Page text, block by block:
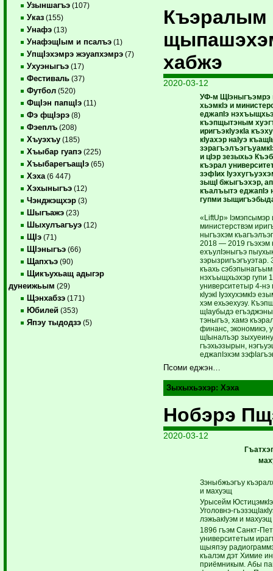
Узыншагъэ (107)
Указ (155)
Унафэ (13)
УнафэщIым и псалъэ (1)
УпщIэхэмрэ жэуапхэмрэ (7)
Ухуэныгъэ (17)
Фестиваль (37)
Футбол (520)
ФщIэн папщIэ (11)
Фэ фщIэрэ (8)
Фэеплъ (208)
Хъуэхъу (185)
Хъыбар гуапэ (225)
ХъыбарегъащIэ (65)
Хэха (6 447)
Хэхыныгъэ (12)
Чэнджэщхэр (3)
Шыгъажэ (23)
Шыхулъагъуэ (12)
ЩIэ (71)
ЩIэныгъэ (66)
Щапхъэ (90)
Щикъухьащ адыгэр
дунеижьым (29)
Щэнхабзэ (171)
Юбилей (353)
Япэу тыдодзэ (5)
Къэралым
хабжэ
2020-03-12
УФ-м
хьэмкIэ и
еджапIэ
къэпщытэным
иригъэкIуэкIа
кIуахэр наIуэ
и цIэр зезыхьэ
къэ­рал
зэфIих
зыщI бжыгъэхэр,
къалъытэ еджапIэ
гупми
«LiftUp» Iэмэпсымэр
министерствэм
ныгъэхэм
2018 — 2019 гъэхэм
ехъулIэныгъэ
къахь
нэхъыщхьэхэр гупи
университетыр 4-
кIуэкI IуэхухэмкIэ
хэм ехьэехуэу.
щIаубыдэ
тэныгъэ, хамэ
финанс, экономикэ,
щIыналъэр
гъэхьэ­зырын,
еджапIэхэм
Псоми еджэн…
Зыхыхьэхэр:Хэха
Нобэрэ
2020-03-12
Зэныбжьэгъу
и махуэщ
Урысейм
Уголовнэ-
лэжьакIуэм и махуэщ
1896 гъэм Санкт-
университетым
щыяпэу
къалэм дэт Химие
приёмникым. Абы